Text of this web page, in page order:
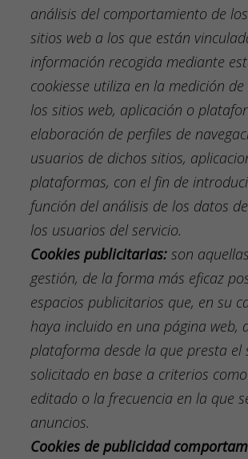
análisis del comportamiento de
sitios web a los que están
información recogida mediante
cookiesse utiliza en la medición
los sitios web, aplicación o
elaboración de perfiles de
usuarios de dichos sitios,
plataformas, con el fin de
función del análisis de los datos
los usuarios del servicio.
Cookies publicitarias: son
gestión, de la forma más eficaz
espacios publicitarios que, en su
haya incluido en una página web,
plataforma desde la que presta el
solicitado en base a criterios
editado o la frecuencia en la que
anuncios.
Cookies de publicidad